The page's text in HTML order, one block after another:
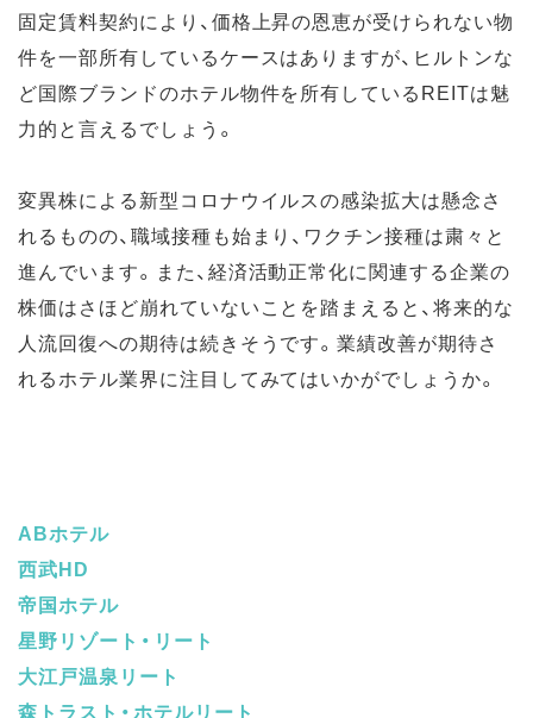
固定賃料契約により、価格上昇の恩恵が受けられない物
件を一部所有しているケースはありますが、ヒルトンな
ど国際ブランドのホテル物件を所有しているREITは魅
力的と言えるでしょう。
変異株による新型コロナウイルスの感染拡大は懸念さ
れるものの、職域接種も始まり、ワクチン接種は粛々と
進んでいます。また、経済活動正常化に関連する企業の
株価はさほど崩れていないことを踏まえると、将来的な
人流回復への期待は続きそうです。業績改善が期待さ
れるホテル業界に注目してみてはいかがでしょうか。
ABホテル
西武HD
帝国ホテル
星野リゾート・リート
大江戸温泉リート
森トラスト・ホテルリート